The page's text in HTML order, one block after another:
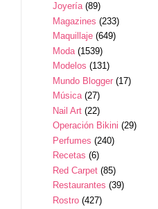
Joyería (89)
Magazines (233)
Maquillaje (649)
Moda (1539)
Modelos (131)
Mundo Blogger (17)
Música (27)
Nail Art (22)
Operación Bikini (29)
Perfumes (240)
Recetas (6)
Red Carpet (85)
Restaurantes (39)
Rostro (427)